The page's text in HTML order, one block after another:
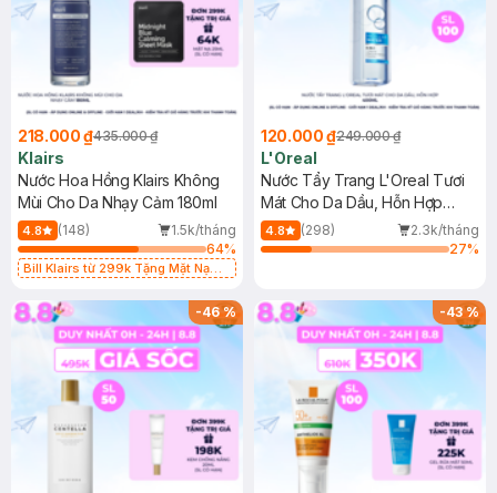
218.000 ₫435.000 ₫
Klairs
Nước Hoa Hồng Klairs Không
Mùi Cho Da Nhạy Cảm 180ml
4.8 (148)
1.5k/tháng
64%
Bill Klairs từ 299k Tặng Mặt Nạ
25ml (SL Có Hạn)
120.000 ₫249.000 ₫
L'Oreal
Nước Tẩy Trang L'Oreal Tươi
Mát Cho Da Dầu, Hỗn Hợp
400ml
4.8 (298)
2.3k/tháng
27%
-46% -43%